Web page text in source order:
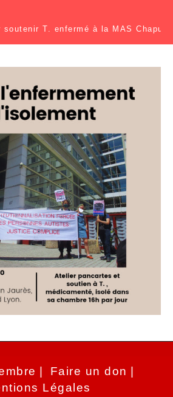
soutenir T. enfermé à la MAS Chapuis
Faire un don
Légales